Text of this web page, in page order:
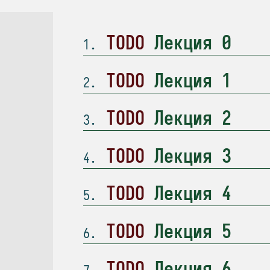
1 TODO Лекция 0
2 TODO Лекция 1
3 TODO Лекция 2
4 TODO Лекция 3
5 TODO Лекция 4
6 TODO Лекция 5